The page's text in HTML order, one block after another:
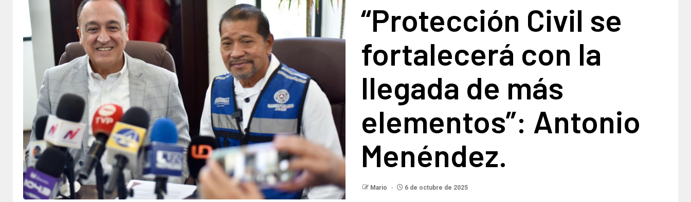
“Protección Civil se
fortalecerá con la
llegada de más
elementos”: Antonio
Menéndez.
Mario 6 de octubre de 2025